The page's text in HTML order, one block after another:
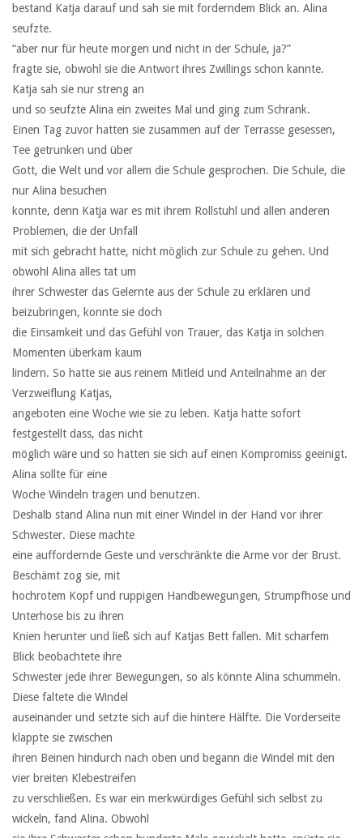
bestand Katja darauf und sah sie mit forderndem Blick an. Alina
seufzte.
“aber nur für heute morgen und nicht in der Schule, ja?”
fragte sie, obwohl sie die Antwort ihres Zwillings schon kannte.
Katja sah sie nur streng an
und so seufzte Alina ein zweites Mal und ging zum Schrank.
Einen Tag zuvor hatten sie zusammen auf der Terrasse gesessen,
Tee getrunken und über
Gott, die Welt und vor allem die Schule gesprochen. Die Schule, die
nur Alina besuchen
konnte, denn Katja war es mit ihrem Rollstuhl und allen anderen
Problemen, die der Unfall
mit sich gebracht hatte, nicht möglich zur Schule zu gehen. Und
obwohl Alina alles tat um
ihrer Schwester das Gelernte aus der Schule zu erklären und
beizubringen, konnte sie doch
die Einsamkeit und das Gefühl von Trauer, das Katja in solchen
Momenten überkam kaum
lindern. So hatte sie aus reinem Mitleid und Anteilnahme an der
Verzweiflung Katjas,
angeboten eine Woche wie sie zu leben. Katja hatte sofort
festgestellt dass, das nicht
möglich wäre und so hatten sie sich auf einen Kompromiss geeinigt.
Alina sollte für eine
Woche Windeln tragen und benutzen.
Deshalb stand Alina nun mit einer Windel in der Hand vor ihrer
Schwester. Diese machte
eine auffordernde Geste und verschränkte die Arme vor der Brust.
Beschämt zog sie, mit
hochrotem Kopf und ruppigen Handbewegungen, Strumpfhose und
Unterhose bis zu ihren
Knien herunter und ließ sich auf Katjas Bett fallen. Mit scharfem
Blick beobachtete ihre
Schwester jede ihrer Bewegungen, so als könnte Alina schummeln.
Diese faltete die Windel
auseinander und setzte sich auf die hintere Hälfte. Die Vorderseite
klappte sie zwischen
ihren Beinen hindurch nach oben und begann die Windel mit den
vier breiten Klebestreifen
zu verschließen. Es war ein merkwürdiges Gefühl sich selbst zu
wickeln, fand Alina. Obwohl